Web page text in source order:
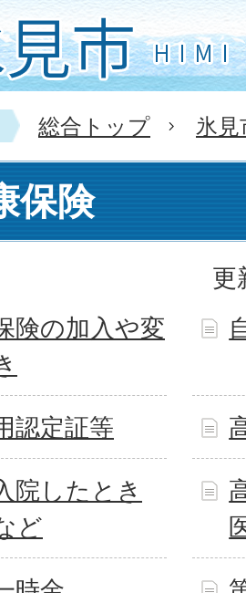
総合トップ 氷
保険
更
険の加入や変
認定証等
院したとき
ど